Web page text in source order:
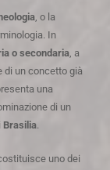
, o la
In
o secondaria, a
di un concetto già
una
di un
Brasilia.
uno dei